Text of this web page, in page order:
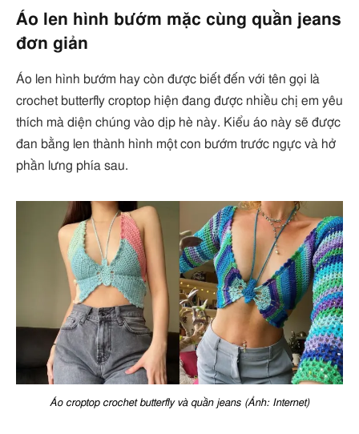
Áo len hình bướm mặc cùng quần jeans
đơn giản
Áo len hình bướm hay còn được biết đến với tên gọi là
crochet butterfly croptop hiện đang được nhiều chị em yêu
thích mà diện chúng vào dịp hè này. Kiểu áo này sẽ được
đan bằng len thành hình một con bướm trước ngực và hở
phần lưng phía sau.
Áo croptop crochet butterfly và quần jeans (Ảnh: Internet)